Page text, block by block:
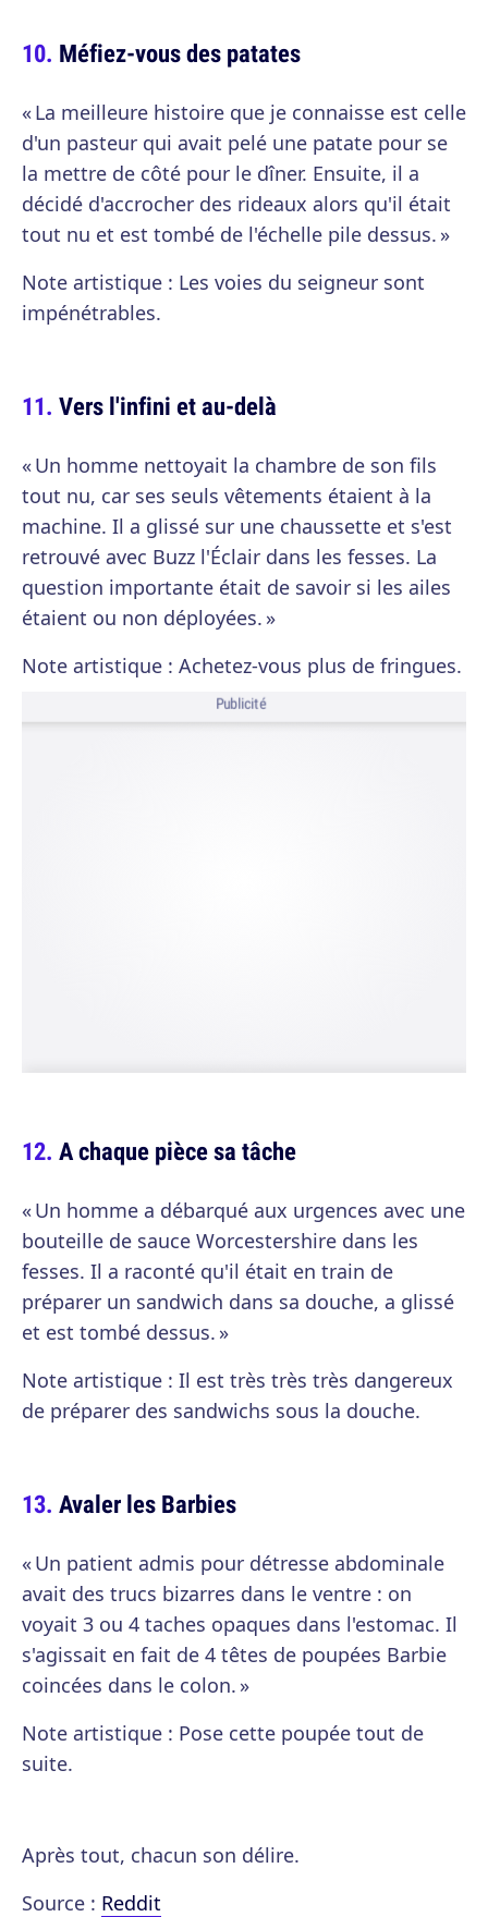
Méfiez-vous des patates
« La meilleure histoire que je connaisse est celle
d'un pasteur qui avait pelé une patate pour se
la mettre de côté pour le dîner. Ensuite, il a
décidé d'accrocher des rideaux alors qu'il était
tout nu et est tombé de l'échelle pile dessus. »
Note artistique : Les voies du seigneur sont
impénétrables.
Vers l'infini et au-delà
« Un homme nettoyait la chambre de son fils
tout nu, car ses seuls vêtements étaient à la
machine. Il a glissé sur une chaussette et s'est
retrouvé avec Buzz l'Éclair dans les fesses. La
question importante était de savoir si les ailes
étaient ou non déployées. »
Note artistique : Achetez-vous plus de fringues.
Publicité
A chaque pièce sa tâche
« Un homme a débarqué aux urgences avec une
bouteille de sauce Worcestershire dans les
fesses. Il a raconté qu'il était en train de
préparer un sandwich dans sa douche, a glissé
et est tombé dessus. »
Note artistique : Il est très très très dangereux
de préparer des sandwichs sous la douche.
Avaler les Barbies
« Un patient admis pour détresse abdominale
avait des trucs bizarres dans le ventre : on
voyait 3 ou 4 taches opaques dans l'estomac. Il
s'agissait en fait de 4 têtes de poupées Barbie
coincées dans le colon. »
Note artistique : Pose cette poupée tout de
suite.
Après tout, chacun son délire.
Source : Reddit